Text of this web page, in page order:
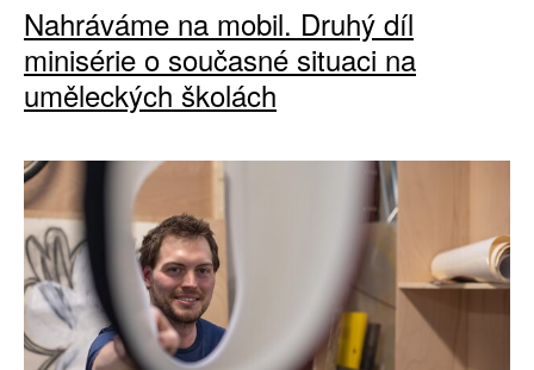
Nahráváme na mobil. Druhý díl
minisérie o současné situaci na
uměleckých školách